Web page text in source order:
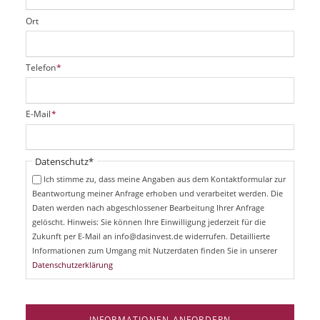
Ort
P
f
i
c
t
f
Telefon*
P
f
i
E-Mail*
Pflichtfeld
Datenschutz*
Ich stimme zu, dass meine Angaben aus dem Kontaktformular zur
Beantwortung meiner Anfrage erhoben und verarbeitet werden. Die
Daten werden nach abgeschlossener Bearbeitung Ihrer Anfrage
gelöscht. Hinweis: Sie können Ihre Einwilligung jederzeit für die
Zukunft per E-Mail an info@dasinvest.de widerrufen. Detaillierte
Informationen zum Umgang mit Nutzerdaten finden Sie in unserer
Datenschutzerklärung